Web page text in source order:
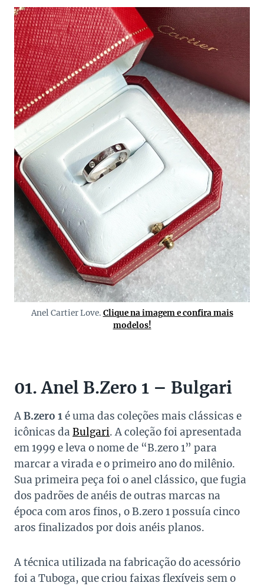
Anel Cartier Love. Clique na imagem e confira mais
modelos!
01. Anel B.Zero 1 – Bulgari
AB.zero 1é uma das coleções mais clássicas e
icônicas da Bulgari. A coleção foi apresentada
em 1999 e leva o nome de “B.zero 1” para
marcar a virada e o primeiro ano do milênio.
Sua primeira peça foi o anel clássico, que fugia
dos padrões de anéis de outras marcas na
época com aros finos, o B.zero 1 possuía cinco
aros finalizados por dois anéis planos.
A técnica utilizada na fabricação do acessório
foi a Tuboga, que criou faixas flexíveis sem o